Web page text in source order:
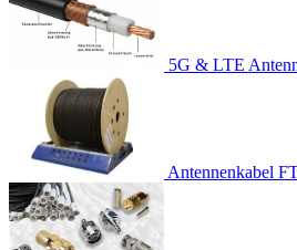
5G & LTE
Antennenkabel